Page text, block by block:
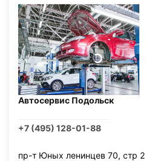
Автосервис Подольск
+7 (495) 128-01-88
пр-т Юных ленинцев 70, стр 2